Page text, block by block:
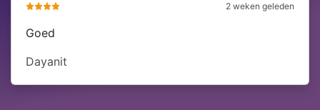
2 weken geleden
Goed
Dayanit